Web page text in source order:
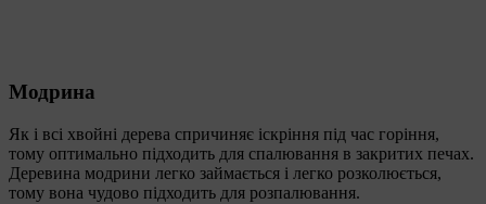
Модрина
Як і всі хвойні дерева спричиняє іскріння під час горіння,
тому оптимально підходить для спалювання в закритих печах.
Деревина модрини легко займається і легко розколюється,
тому вона чудово підходить для розпалювання.